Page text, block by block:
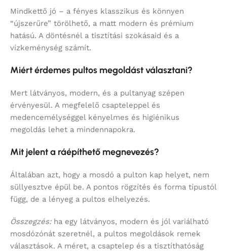
Mindkettő jó – a fényes klasszikus és könnyen
“újszerűre” törölhető, a matt modern és prémium
hatású. A döntésnél a tisztítási szokásaid és a
vízkeménység számít.
Miért érdemes pultos megoldást választani?
Mert látványos, modern, és a pultanyag szépen
érvényesül. A megfelelő csapteleppel és
medencemélységgel kényelmes és higiénikus
megoldás lehet a mindennapokra.
Mit jelent a ráépíthető megnevezés?
Általában azt, hogy a mosdó a pulton kap helyet, nem
süllyesztve épül be. A pontos rögzítés és forma típustól
függ, de a lényeg a pultos elhelyezés.
Összegzés:ha egy látványos, modern és jól variálható
mosdózónát szeretnél, a pultos megoldások remek
választások. A méret, a csaptelep és a tisztíthatóság